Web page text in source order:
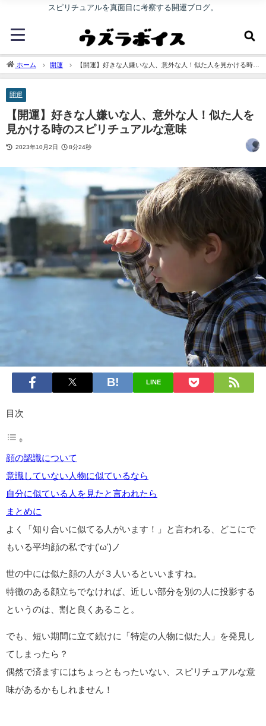
スピリチュアルを真面目に考察する開運ブログ。
ホーム 開運
【開運】好きな人嫌いな人、意外な人！似た人を見かける時の
スピリチュアルな意味
開運
【開運】好きな人嫌いな人、意外な人！似た人を
見かける時のスピリチュアルな意味
2023年10月2日 8分24秒
LINE
目次
顔の認識について
意識していない人物に似ているなら
自分に似ている人を見たと言われたら
まとめに
よく「知り合いに似てる人がいます！」と言われる、どこにで
もいる平均顔の私です('ω')ノ
世の中には似た顔の人が３人いるといいますね。
特徴のある顔立ちでなければ、近しい部分を別の人に投影する
というのは、割と良くあること。
でも、短い期間に立て続けに「特定の人物に似た人」を発見し
てしまったら？
偶然で済ますにはちょっともったいない、スピリチュアルな意
味があるかもしれません！